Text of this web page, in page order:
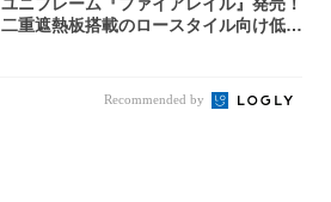
二重遮熱板搭載のロースタイル向け低型
Recommended by